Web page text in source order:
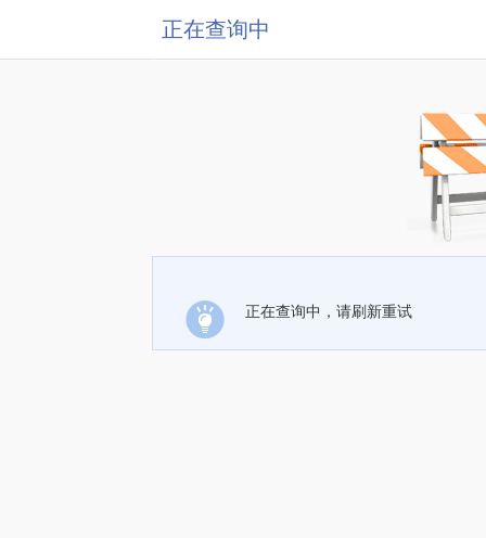
正在查询中
正在查询中，请刷新重试